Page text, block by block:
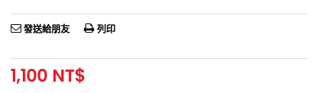
發送給朋友 列印
1,100 NT$